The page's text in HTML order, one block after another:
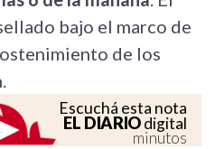
bajo el marco de
de los
Escuchá esta nota
EL DIARIOdigital
minutos